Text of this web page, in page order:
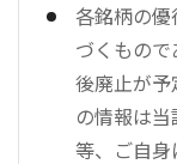
各銘柄の
づくもの
後廃止が
の情報は
等、ご自身